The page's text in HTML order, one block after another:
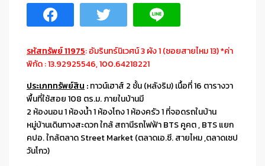
รหัสทรัพย์ 11975: อัมรินทร์นิเวศน์ 3 ผัง 1 (ซอยสายไหม 13) *ค่า
พิกัด : 13.92925546, 100.64218221
ประเภททรัพย์สิน :ทาวน์เฮาส์ 2 ชั้น (หลังริม) เนื้อที่ 16 ตารางวา
พื้นที่ใช้สอย 108 ตร.ม. ภายในบ้านมี
2 ห้องนอน 1 ห้องน้ำ 1 ห้องโถง 1 ห้องครัว 1 ที่จอดรถในบ้าน
หมู่บ้านเดินทางสะดวก ใกล้ สถานีรถไฟฟ้า BTS คูคต , BTS แยก
คปอ. ใกล้ตลาด Street Market (ตลาดเอ.ซี. สายไหม ,ตลาดเซป
วันโกว)